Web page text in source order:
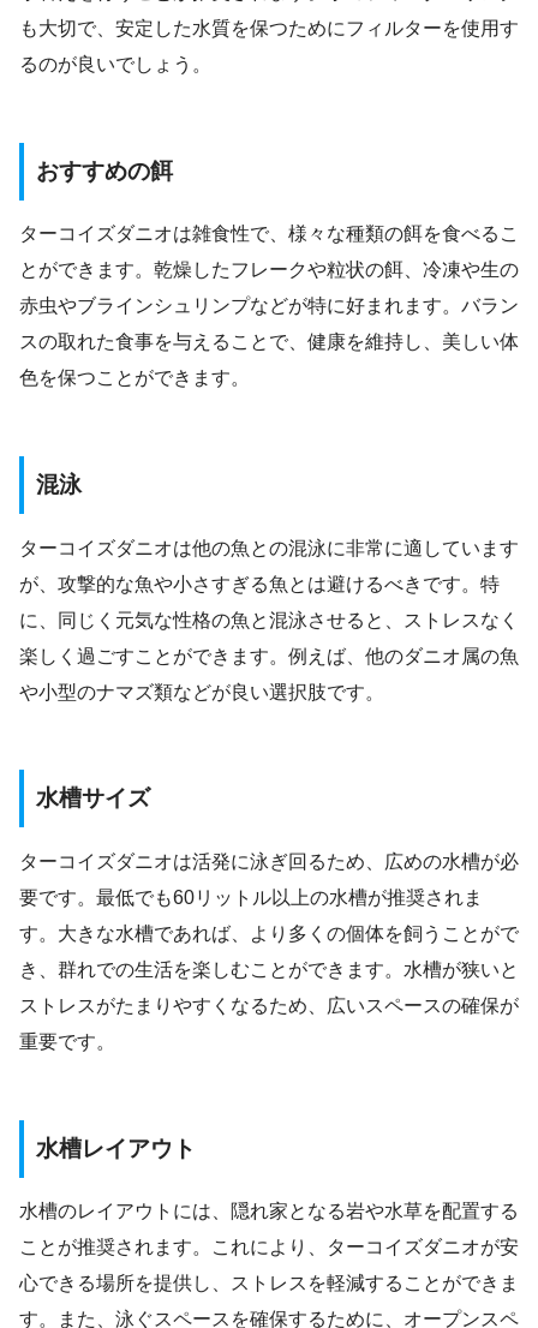
も大切で、安定した水質を保つためにフィルターを使用す
るのが良いでしょう。
おすすめの餌
ターコイズダニオは雑食性で、様々な種類の餌を食べるこ
とができます。乾燥したフレークや粒状の餌、冷凍や生の
赤虫やブラインシュリンプなどが特に好まれます。バラン
スの取れた食事を与えることで、健康を維持し、美しい体
色を保つことができます。
混泳
ターコイズダニオは他の魚との混泳に非常に適しています
が、攻撃的な魚や小さすぎる魚とは避けるべきです。特
に、同じく元気な性格の魚と混泳させると、ストレスなく
楽しく過ごすことができます。例えば、他のダニオ属の魚
や小型のナマズ類などが良い選択肢です。
水槽サイズ
ターコイズダニオは活発に泳ぎ回るため、広めの水槽が必
要です。最低でも60リットル以上の水槽が推奨されま
す。大きな水槽であれば、より多くの個体を飼うことがで
き、群れでの生活を楽しむことができます。水槽が狭いと
ストレスがたまりやすくなるため、広いスペースの確保が
重要です。
水槽レイアウト
水槽のレイアウトには、隠れ家となる岩や水草を配置する
ことが推奨されます。これにより、ターコイズダニオが安
心できる場所を提供し、ストレスを軽減することができま
す。また、泳ぐスペースを確保するために、オープンスペ